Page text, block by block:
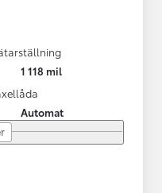
1 118 mil
Automat